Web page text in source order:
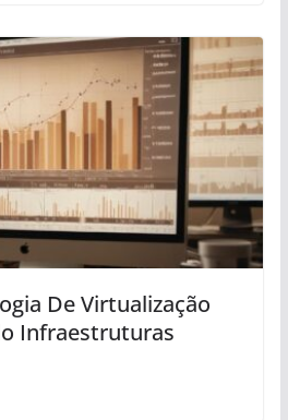
De Virtualização
Infraestruturas